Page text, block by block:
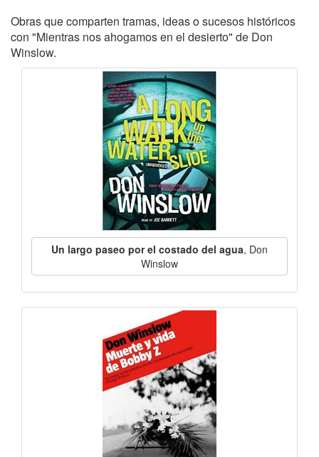
Obras que comparten tramas, ideas o sucesos históricos
con "Mientras nos ahogamos en el desierto" de Don
Winslow.
Un largo paseo por el costado del agua, Don
Winslow